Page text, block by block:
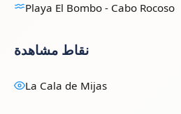
Playa El Bombo - Cabo Rocoso
نقاط مشاهدة
La Cala de Mijas